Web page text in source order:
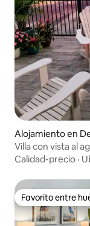
Alojamiento en
Villa con vista al
y piscina
Calidad-precio ·
Favorito entre
Favorito entre